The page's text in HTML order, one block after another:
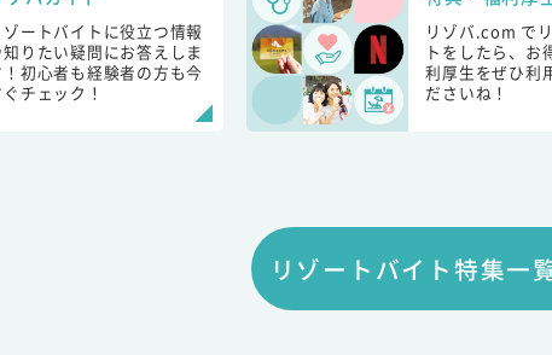
ゾートバイトに役立つ情報
知りたい疑問にお答えしま
！初心者も経験者の方も今
チェック！
リゾバ.com で
トをしたら、お
利厚生をぜひ利
ださいね！
リゾートバイト特集一